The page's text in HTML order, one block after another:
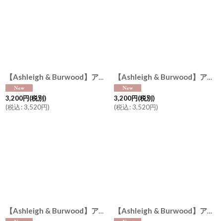
【Ashleigh & Burwood】アシュレイ＆バーウッド フレグランスオイル パールマグノリア＆ネロリ 500ml Pearl Magnolia & Neroli 消臭 イギリス製
3,200円(税別)
(税込: 3,520円)
【Ashleigh & Burwood】アシュレイ＆バーウッド フレグランスオイル イングリッシュペア ＆ ローズ 500ml English Pear & Rose 消臭 イギリス製
3,200円(税別)
(税込: 3,520円)
【Ashleigh & Burwood】アシュレイ＆バーウッド シュガープラム Sugar Plum フレグランスランプS 消臭剤 フレグランスランプ イギリス 【Ashleigh & Burwood】アシュレイ＆バーウッド タイダルアース Tidal Earth フレグランスランプS 消臭剤 フレグランスランプ イギリス